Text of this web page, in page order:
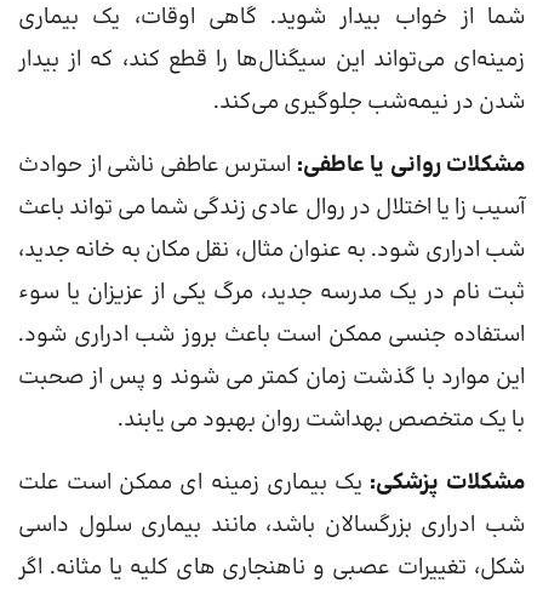
شما از خواب بیدار شوید. گاهی اوقات، یک بیماری
زمینه‌ای می‌تواند این سیگنال‌ها را قطع کند، که از بیدار
شدن در نیمه‌شب جلوگیری می‌کند.
مشکلات روانی یا عاطفی: استرس عاطفی ناشی از حوادث
آسیب زا یا اختلال در روال عادی زندگی شما می تواند باعث
شب ادراری شود. به عنوان مثال، نقل مکان به خانه جدید،
ثبت نام در یک مدرسه جدید، مرگ یکی از عزیزان یا سوء
استفاده جنسی ممکن است باعث بروز شب ادراری شود.
این موارد با گذشت زمان کمتر می شوند و پس از صحبت
با یک متخصص بهداشت روان بهبود می یابند.
مشکلات پزشکی: یک بیماری زمینه ای ممکن است علت
شب ادراری بزرگسالان باشد، مانند بیماری سلول داسی
شکل، تغییرات عصبی و ناهنجاری های کلیه یا مثانه. اگر